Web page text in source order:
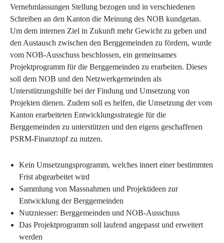
Vernehmlassungen Stellung bezogen und in verschiedenen
Schreiben an den Kanton die Meinung des NOB kundgetan.
Um dem internen Ziel in Zukunft mehr Gewicht zu geben und
den Austausch zwischen den Berggemeinden zu fördern, wurde
vom NOB-Ausschuss beschlossen, ein gemeinsames
Projektprogramm für die Berggemeinden zu erarbeiten. Dieses
soll dem NOB und den Netzwerkgemeinden als
Unterstützungshilfe bei der Findung und Umsetzung von
Projekten dienen. Zudem soll es helfen, die Umsetzung der vom
Kanton erarbeiteten Entwicklungsstrategie für die
Berggemeinden zu unterstützen und den eigens geschaffenen
PSRM-Finanztopf zu nutzen.
Kein Umsetzungsprogramm, welches innert einer bestimmten
Frist abgearbeitet wird
Sammlung von Massnahmen und Projektideen zur
Entwicklung der Berggemeinden
Nutzniesser: Berggemeinden und NOB-Ausschuss
Das Projektprogramm soll laufend angepasst und erweitert
werden